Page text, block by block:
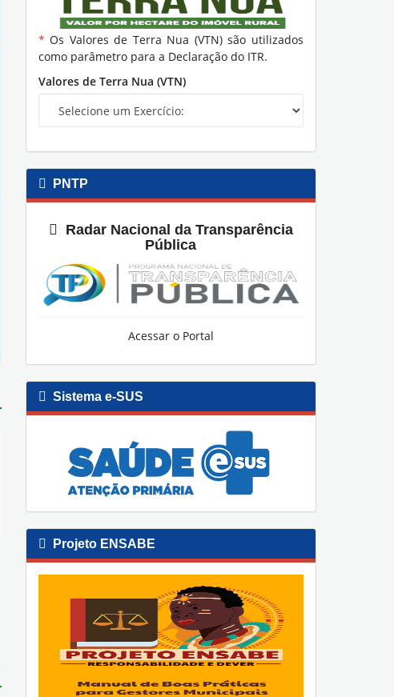
* Os Valores de Terra Nua (VTN) são utilizados
como parâmetro para a Declaração do ITR.
Valores de Terra Nua (VTN)
PNTP
Radar Nacional da Transparência
Pública
Acessar o Portal
Sistema e-SUS
Projeto ENSABE